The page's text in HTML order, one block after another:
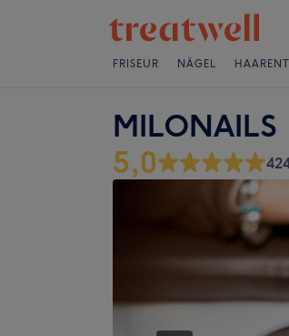
FRISEUR NÄGEL
MILONAILS
5,0